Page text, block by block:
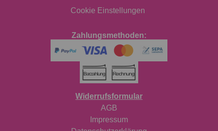
Cookie Einstellungen
Zahlungsmethoden:
Widerrufsformular
AGB
Impressum